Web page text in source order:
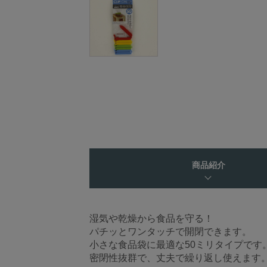
商品紹介
湿気や乾燥から食品を守る！
パチッとワンタッチで開閉できます。
小さな食品袋に最適な50ミリタイプです。
密閉性抜群で、丈夫で繰り返し使えます。